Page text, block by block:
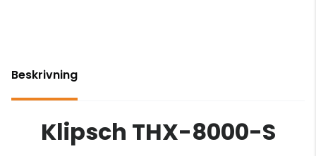
Beskrivning
Klipsch THX-8000-S